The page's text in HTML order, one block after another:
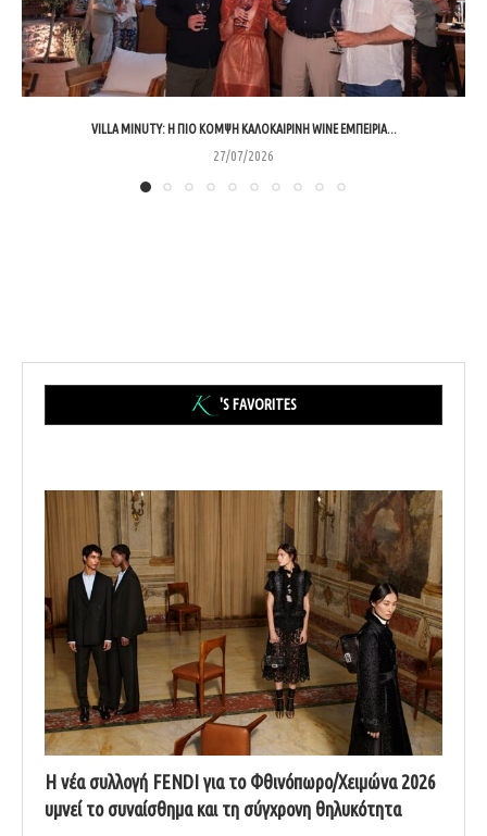
VILLA MINUTY: Η ΠΙΟ ΚΟΜΨΉ ΚΑΛΟΚΑΙΡΙΝΉ WINE ΕΜΠΕΙΡΊΑ...
27/07/2026
'S FAVORITES
Η νέα συλλογή FENDI για το Φθινόπωρο/Χειμώνα 2026
υμνεί το συναίσθημα και τη σύγχρονη θηλυκότητα